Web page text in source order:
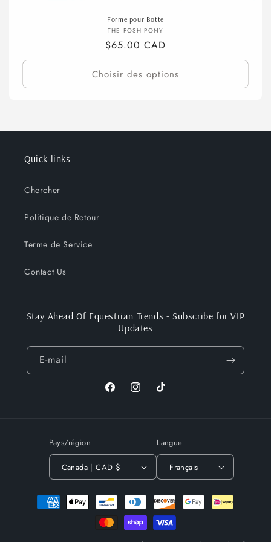
Forme pour Botte
Fournisseur :
THE POSH PONY
Prix
habituel
$65.00 CAD
Choisir des options
Quick links
Chercher
Politique de Retour
Terme de Service
Contact Us
Stay Ahead Of Equestrian Trends - Subscribe for VIP
Updates
E-mail
FacebookInstagramTikTok
Pays/région
Canada | CAD $
Langue
Français
Moyens